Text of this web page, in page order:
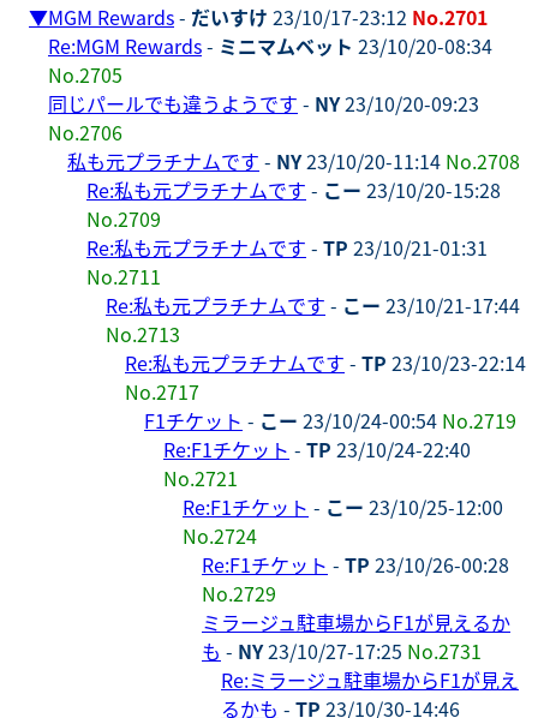
▼MGM Rewards- だいすけ 23/10/17-23:12 No.2701
Re:MGM Rewards- ミニマムベット 23/10/20-08:34
No.2705
同じパールでも違うようです - NY23/10/20-09:23
No.2706
私も元プラチナムです - NY23/10/20-11:14 No.2708
Re:私も元プラチナムです - こー 23/10/20-15:28
No.2709
Re:私も元プラチナムです - TP 23/10/21-01:31
No.2711
Re:私も元プラチナムです - こー 23/10/21-17:44
No.2713
Re:私も元プラチナムです - TP 23/10/23-22:14
No.2717
F1チケット - こー 23/10/24-00:54 No.2719
Re:F1チケット - TP 23/10/24-22:40
No.2721
Re:F1チケット - こー 23/10/25-12:00
No.2724
Re:F1チケット - TP 23/10/26-00:28
No.2729
ミラージュ駐車場からF1が見えるか
も - NY23/10/27-17:25 No.2731
Re:ミラージュ駐車場からF1が見え
るかも - TP 23/10/30-14:46